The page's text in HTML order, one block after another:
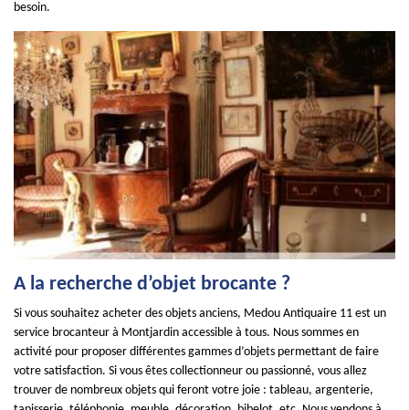
besoin.
A la recherche d’objet brocante ?
Si vous souhaitez acheter des objets anciens, Medou Antiquaire 11 est un
service brocanteur à Montjardin accessible à tous. Nous sommes en
activité pour proposer différentes gammes d’objets permettant de faire
votre satisfaction. Si vous êtes collectionneur ou passionné, vous allez
trouver de nombreux objets qui feront votre joie : tableau, argenterie,